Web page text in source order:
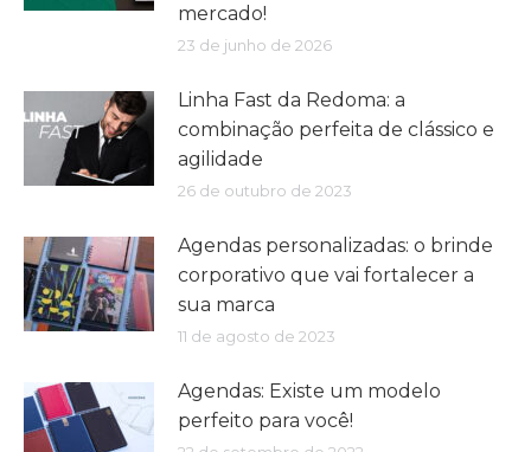
mercado!
23 de junho de 2026
Linha Fast da Redoma: a
combinação perfeita de clássico e
agilidade
26 de outubro de 2023
Agendas personalizadas: o brinde
corporativo que vai fortalecer a
sua marca
11 de agosto de 2023
Agendas: Existe um modelo
perfeito para você!